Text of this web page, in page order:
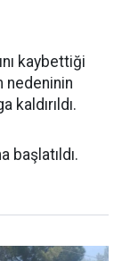
kaybettiği
nedeninin
başlatıldı.